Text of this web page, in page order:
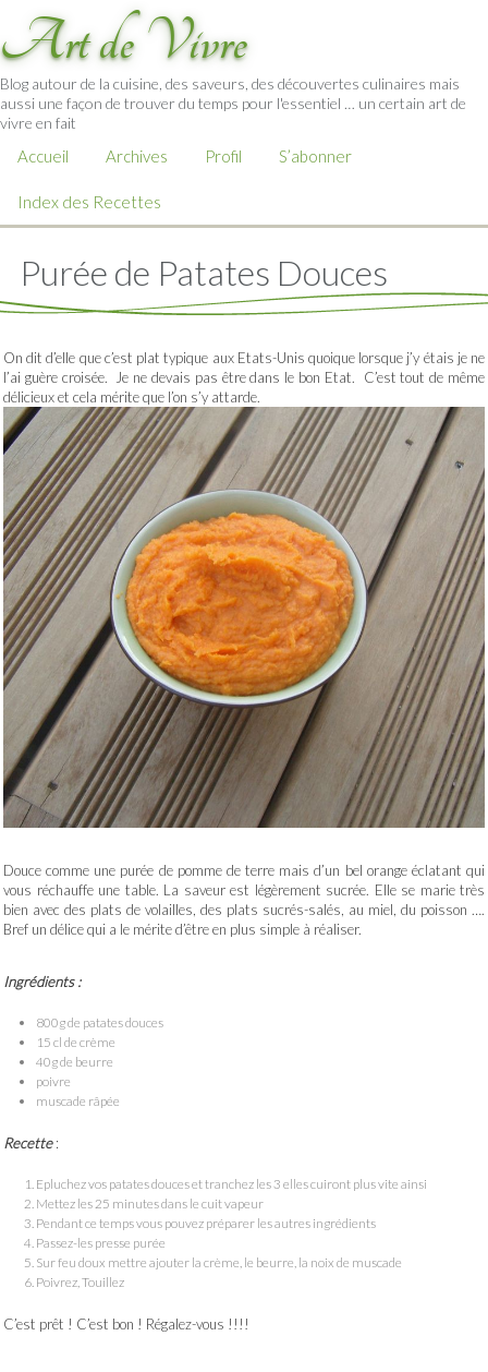
Art de Vivre
Blog autour de la cuisine, des saveurs, des découvertes culinaires mais
aussi une façon de trouver du temps pour l'essentiel … un certain art de
vivre en fait
Accueil Archives Profil S’abonner
Index des Recettes
Purée de Patates Douces
On dit d’elle que c’est plat typique aux Etats-Unis quoique lorsque j’y étais je ne
l’ai guère croisée. Je ne devais pas être dans le bon Etat. C’est tout de même
délicieux et cela mérite que l’on s’y attarde.
Douce comme une purée de pomme de terre mais d’un bel orange éclatant qui
vous réchauffe une table. La saveur est légèrement sucrée. Elle se marie très
bien avec des plats de volailles, des plats sucrés-salés, au miel, du poisson ….
Bref un délice qui a le mérite d’être en plus simple à réaliser.
Ingrédients :
800g de patates douces
15 cl de crème
40g de beurre
poivre
muscade râpée
Recette:
Epluchez vos patates douces et tranchez les 3 elles cuiront plus vite ainsi
Mettez les 25 minutes dans le cuit vapeur
Pendant ce temps vous pouvez préparer les autres ingrédients
Passez-les presse purée
Sur feu doux mettre ajouter la crème, le beurre, la noix de muscade
Poivrez, Touillez
C’est prêt ! C’est bon ! Régalez-vous !!!!